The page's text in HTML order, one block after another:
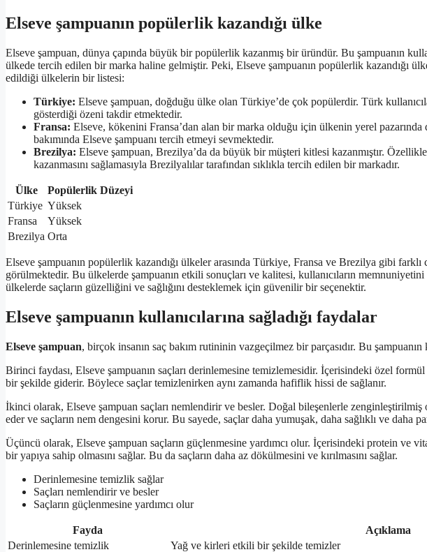
Elseve şampuanın popülerlik kazandığı ülke
Elseve şampuan, dünya çapında büyük bir popülerlik kazanmış bir üründür. Bu şampuanın
ülkede tercih edilen bir marka haline gelmiştir. Peki, Elseve şampuanın popülerlik kazandığı
edildiği ülkelerin bir listesi:
Türkiye: Elseve şampuan, doğduğu ülke olan Türkiye’de çok popülerdir. Türk
gösterdiği özeni takdir etmektedir.
Fransa: Elseve, kökenini Fransa’dan alan bir marka olduğu için ülkenin yerel
bakımında Elseve şampuanı tercih etmeyi sevmektedir.
Brezilya: Elseve şampuan, Brezilya’da da büyük bir müşteri kitlesi kazanmıştır.
kazanmasını sağlamasıyla Brezilyalılar tarafından sıklıkla tercih edilen bir markadır.
Ülke
Popülerlik Düzeyi
Türkiye Yüksek
Fransa
Yüksek
Brezilya Orta
Elseve şampuanın popülerlik kazandığı ülkeler arasında Türkiye, Fransa ve Brezilya gibi
görülmektedir. Bu ülkelerde şampuanın etkili sonuçları ve kalitesi, kullanıcıların
ülkelerde saçların güzelliğini ve sağlığını desteklemek için güvenilir bir seçenektir.
Elseve şampuanın kullanıcılarına sağladığı faydalar
Elseve şampuan, birçok insanın saç bakım rutininin vazgeçilmez bir parçasıdır. Bu
Birinci faydası, Elseve şampuanın saçları derinlemesine temizlemesidir. İçerisindeki özel
bir şekilde giderir. Böylece saçlar temizlenirken aynı zamanda hafiflik hissi de sağlanır.
İkinci olarak, Elseve şampuan saçları nemlendirir ve besler. Doğal bileşenlerle
eder ve saçların nem dengesini korur. Bu sayede, saçlar daha yumuşak, daha sağlıklı ve daha
Üçüncü olarak, Elseve şampuan saçların güçlenmesine yardımcı olur. İçerisindeki protein ve
bir yapıya sahip olmasını sağlar. Bu da saçların daha az dökülmesini ve kırılmasını sağlar.
Derinlemesine temizlik sağlar
Saçları nemlendirir ve besler
Saçların güçlenmesine yardımcı olur
Fayda
Açıklama
Derinlemesine temizlik
Yağ ve kirleri etkili bir şekilde temizler